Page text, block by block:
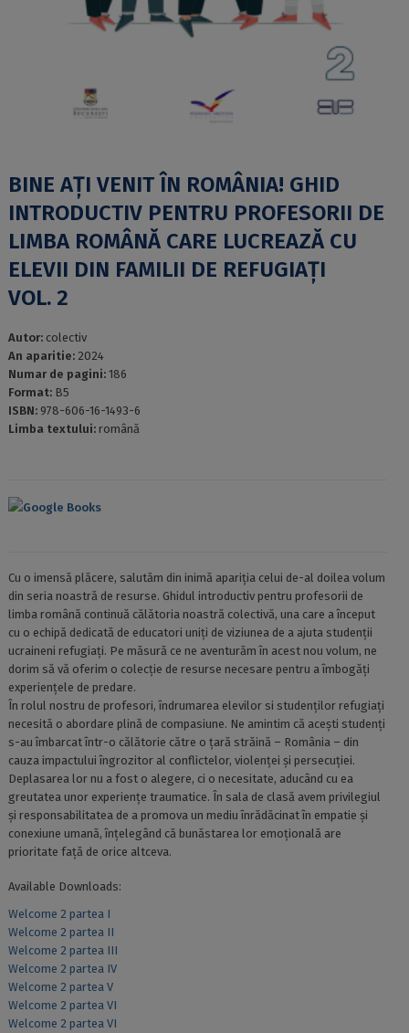
BINE AȚI VENIT ÎN ROMÂNIA! GHID
INTRODUCTIV PENTRU PROFESORII DE
LIMBA ROMÂNĂ CARE LUCREAZĂ CU
ELEVII DIN FAMILII DE REFUGIAȚI
VOL. 2
Autor: colectiv
An aparitie: 2024
Numar de pagini: 186
Format: B5
ISBN: 978-606-16-1493-6
Limba textului: română
Google Books
Cu o imensă plăcere, salutăm din inimă apariția celui de-al doilea volum
din seria noastră de resurse. Ghidul introductiv pentru profesorii de
limba română continuă călătoria noastră colectivă, una care a început
cu o echipă dedicată de educatori uniți de viziunea de a ajuta studenții
ucraineni refugiați. Pe măsură ce ne aventurăm în acest nou volum, ne
dorim să vă oferim o colecție de resurse necesare pentru a îmbogăți
experiențele de predare.
În rolul nostru de profesori, îndrumarea elevilor si studenților refugiați
necesită o abordare plină de compasiune. Ne amintim că acești studenți
s-au îmbarcat într-o călătorie către o țară străină – România – din
cauza impactului îngrozitor al conflictelor, violenței și persecuției.
Deplasarea lor nu a fost o alegere, ci o necesitate, aducând cu ea
greutatea unor experiențe traumatice. În sala de clasă avem privilegiul
și responsabilitatea de a promova un mediu înrădăcinat în empatie și
conexiune umană, înțelegând că bunăstarea lor emoțională are
prioritate față de orice altceva.
Available Downloads:
Welcome 2 partea I
Welcome 2 partea II
Welcome 2 partea III
Welcome 2 partea IV
Welcome 2 partea V
Welcome 2 partea VI
Welcome 2 partea VI